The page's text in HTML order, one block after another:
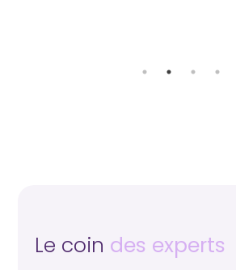
Le coin des experts